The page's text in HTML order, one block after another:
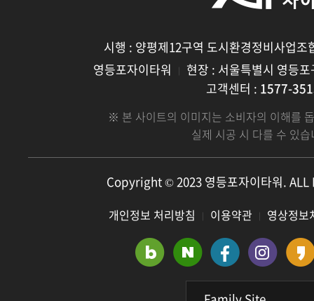
시행 : 양평제12구역 도시환경정비사업조
영등포자이타워
현장 : 서울특별시 영등
고객센터 : 1577-
※ 본 사이트의 이미지는 소비자의 이해를
실제 시공 시 다를 수 있습
Copyright © 2023 영등포자이타워. ALL
개인정보 처리방침 이용약관 영상정보